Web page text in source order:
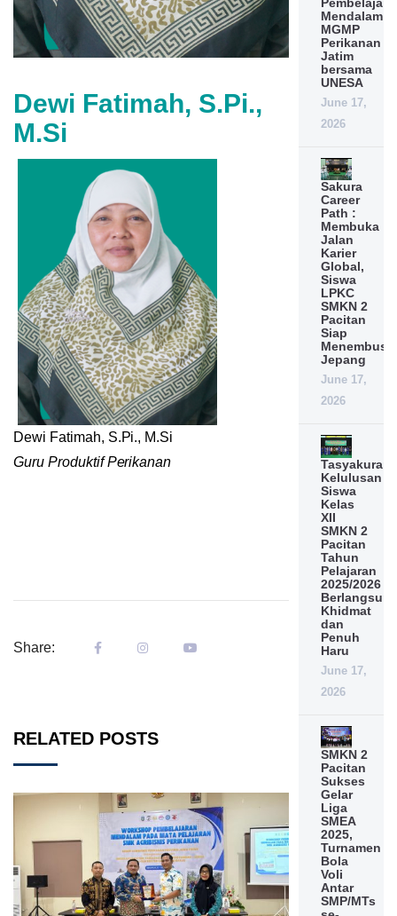
Dewi Fatimah, S.Pi.,
M.Si
Dewi Fatimah, S.Pi., M.Si
Guru Produktif Perikanan
Share:
RELATED POSTS
Mendalam
MGMP
Perikanan
Jatim
bersama
UNESA
June 17,
2026
Sakura
Career
Path :
Membuka
Jalan
Karier
Global,
Siswa
LPKC
SMKN 2
Pacitan
Siap
Menembus
Jepang
June 17,
2026
Tasyakuran
Kelulusan
Siswa
Kelas
XII
SMKN 2
Pacitan
Tahun
Pelajaran
2025/2026
Khidmat
dan
Penuh
Haru
June 17,
2026
SMKN 2
Pacitan
Sukses
Gelar
Liga
SMEA
2025,
Turnamen
Bola
Voli
Antar
SMP/MTs